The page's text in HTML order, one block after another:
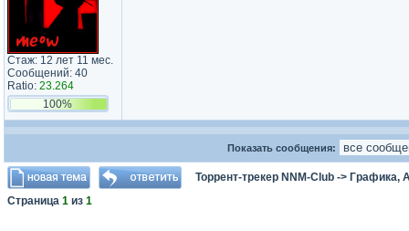
Стаж: 12 лет 11 мес.
Сообщений: 40
Ratio: 23.264
100%
Показать сообщения:
Торрент-трекер NNM-Club -> Графика,
Страница 1 из 1